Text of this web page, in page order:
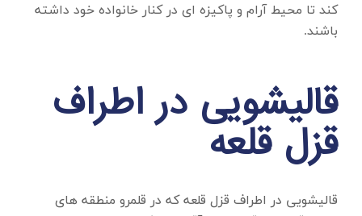
کند تا محیط آرام و پاکیزه ای در کنار خانواده خود داشته
باشند.
قالیشویی در اطراف
قزل قلعه
قالیشویی در اطراف قزل قلعهکه در قلمرو منطقه های